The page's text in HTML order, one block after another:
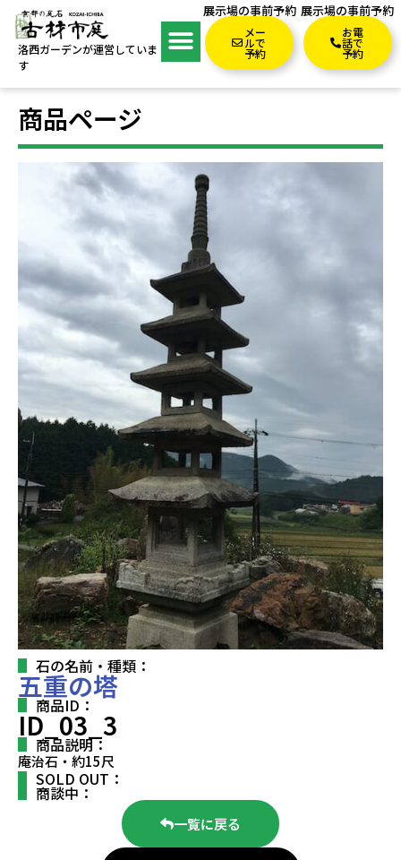
洛西ガーデンが運営していま
す
展示場の事前予約
メー
ルで
予約
展示場の事前予約
お電
話で
予約
商品ページ
石の名前・種類：
五重の塔
商品ID：
ID_03_3
商品説明：
庵治石・約15尺
SOLD OUT：
商談中：
一覧に戻る